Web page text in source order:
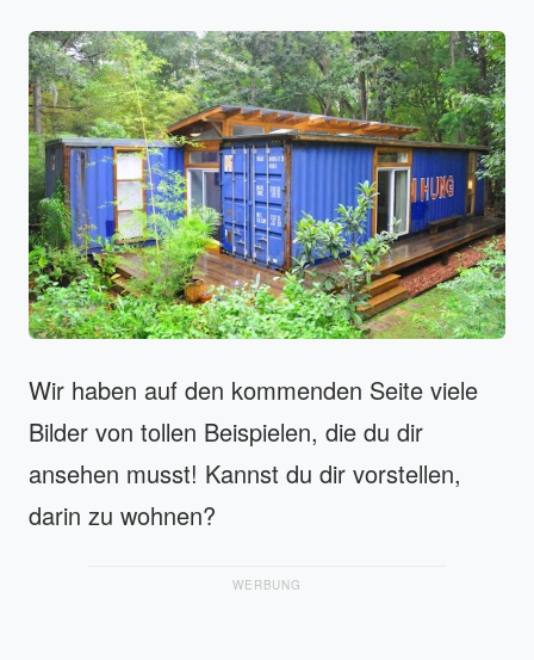
Wir haben auf den kommenden Seite viele
Bilder von tollen Beispielen, die du dir
ansehen musst! Kannst du dir vorstellen,
darin zu wohnen?
WERBUNG